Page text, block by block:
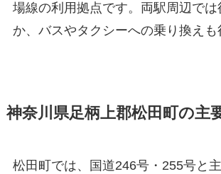
場線の利用拠点です。両駅周辺では
か、バスやタクシーへの乗り換えも
神奈川県足柄上郡松田町の主
松田町では、国道246号・255号と